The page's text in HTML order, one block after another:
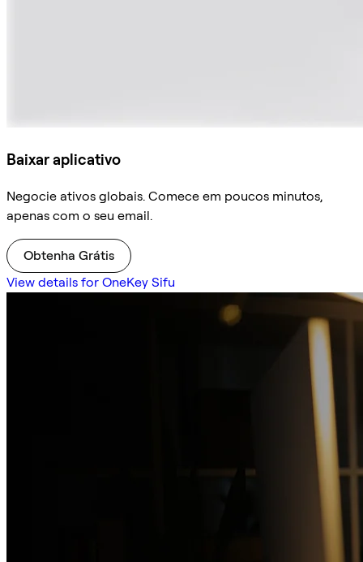
Baixar aplicativo
Negocie ativos globais. Comece em poucos minutos,
apenas com o seu email.
Obtenha Grátis
View details for OneKey Sifu